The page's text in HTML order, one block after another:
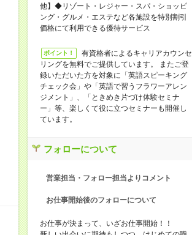
他】◆リゾート・レジャー・スパ・ショッピ
ング・グルメ・エステなど各施設を特別割引
価格にて利用できる優待サービス
ポイント！
有資格者によるキャリアカウンセ
リングを無料でご提供しています。 またご登
録いただいた方を対象に「英語スピーキング
チェック会」や「英語で習うフラワーアレン
ジメント」、「ときめき片づけ体験セミナ
ー」等、楽しくて役に立つセミナーも開催し
ています。
フォローについて
営業担当・フォロー担当よりコメント
お仕事開始後のフォローについて
お仕事が決まって、いざお仕事開始！！